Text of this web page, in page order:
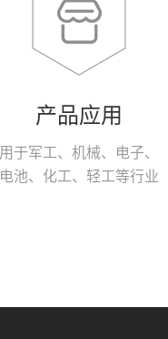
产品应用
用于军工、机械、电子、
电池、化工、轻工等行业